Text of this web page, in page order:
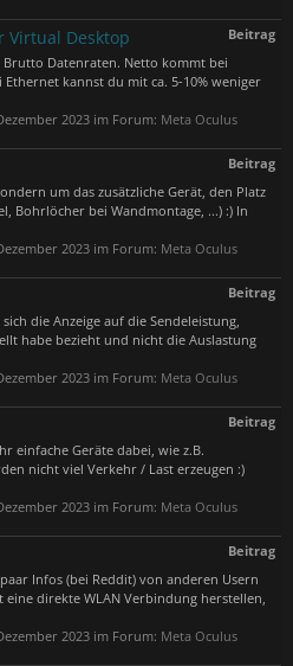
Beitrag
Virtual Desktop
Datenraten. Netto kommt bei
kannst du mit ca. 5-10% weniger
2023 im Forum: Meta Oculus
Beitrag
um das zusätzliche Gerät, den Platz
Bohrlöcher bei Wandmontage, ...) :) In
2023 im Forum: Meta Oculus
Beitrag
die Anzeige auf die Sendeleistung,
habe bezieht und nicht die Auslastung
2023 im Forum: Meta Oculus
Beitrag
einfache Geräte dabei, wie z.B.
nicht viel Verkehr / Last erzeugen :)
2023 im Forum: Meta Oculus
Beitrag
Infos (bei Reddit) von anderen Usern
eine direkte WLAN Verbindung herstellen,
2023 im Forum: Meta Oculus